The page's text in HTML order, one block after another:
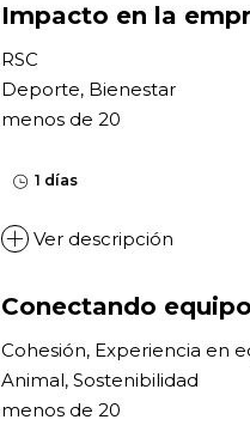
Impacto en la
RSC
Deporte, Bienestar
menos de 20
1 días
Ver descripción
Conectando
Cohesión, Experiencia en
Animal, Sostenibilidad
menos de 20